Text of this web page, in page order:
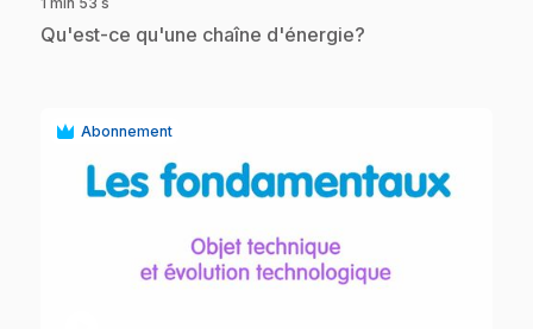
.Qu'est-ce qu'une chaîne d'énergie?
Abonnement